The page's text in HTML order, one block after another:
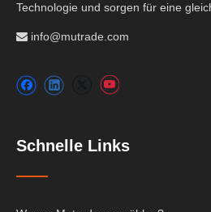
Technologie und sorgen für eine
 info@mutrade.com
Schnelle Links